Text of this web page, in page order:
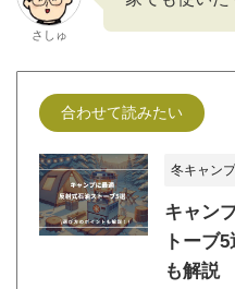
さしゅ
合わせて読みたい
冬キャン
キャン
トーブ
も解説